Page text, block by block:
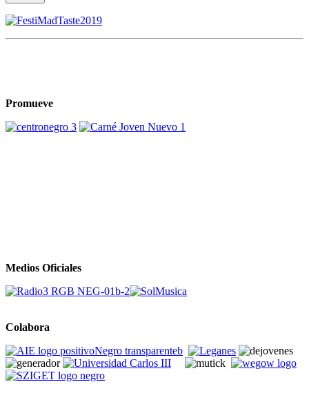
Promueve
Medios Oficiales
Colabora